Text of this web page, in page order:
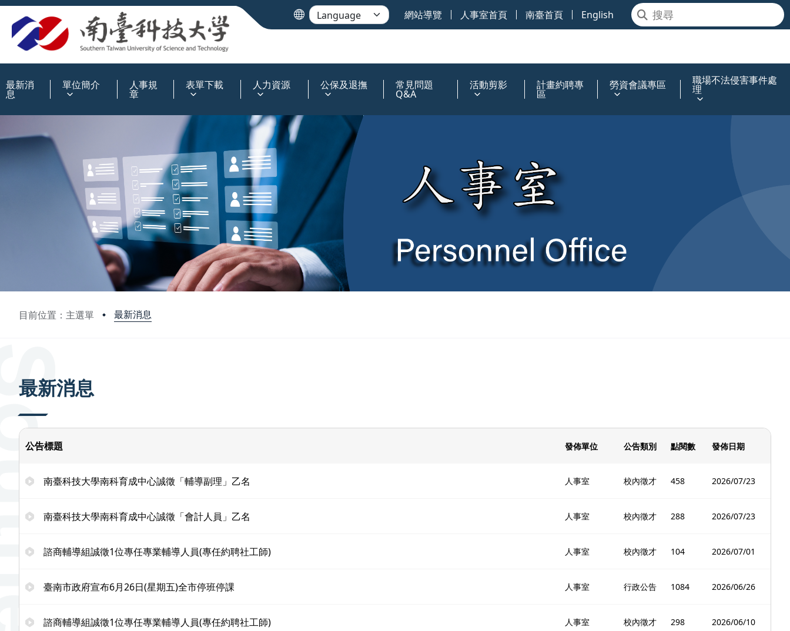
網站導覽 人事室首頁 南臺首頁 English
最新消
息
單位簡介 人事規
章
表單下載 人力資源 公保及退撫 常見問題
Q&A
活動剪影 計畫約聘專
區
勞資會議專區 職場不法侵害事件處
理
目前位置：主選單 最新消息
最新消息
公告標題 發佈單位 公告類別 點閱數 發佈日期
南臺科技大學南科育成中心誠徵「輔導副理」乙名 人事室 校內徵才 458 2026/07/23
南臺科技大學南科育成中心誠徵「會計人員」乙名 人事室 校內徵才 288 2026/07/23
諮商輔導組誠徵1位專任專業輔導人員(專任約聘社工師) 人事室 校內徵才 104 2026/07/01
臺南市政府宣布6月26日(星期五)全市停班停課 人事室 行政公告 1084 2026/06/26
諮商輔導組誠徵1位專任專業輔導人員(專任約聘社工師) 人事室 校內徵才 298 2026/06/10